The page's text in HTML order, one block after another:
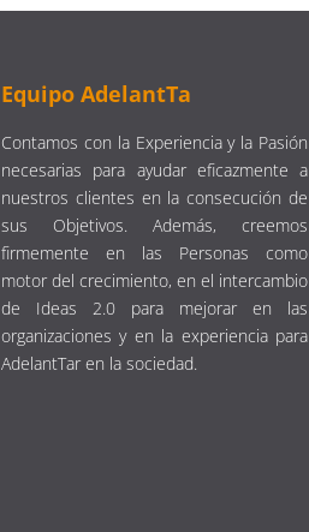
Equipo AdelantTa
Contamos con la Experiencia y la Pasión
necesarias para ayudar eficazmente a
nuestros clientes en la consecución de
sus Objetivos. Además, creemos
firmemente en las Personas como
motor del crecimiento, en el intercambio
de Ideas 2.0 para mejorar en las
organizaciones y en la experiencia para
AdelantTar en la sociedad.